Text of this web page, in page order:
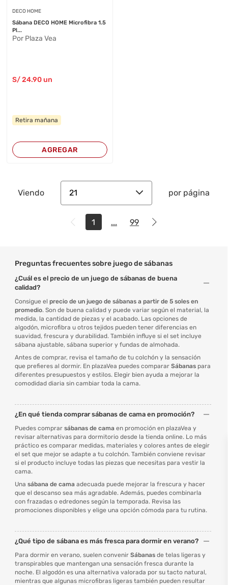
DECO HOME
Sábana DECO HOME Microfibra 1.5
Pl...
Por Plaza Vea
S/24.90 un
Retira mañana
AGREGAR
Viendo 21 por página
1 ... 99
Preguntas frecuentes sobre juego de sábanas
¿Cuál es el precio de un juego de sábanas de buena
calidad?
Consigue el precio de un juego de sábanas a partir de 5 soles en
promedio. Son de buena calidad y puede variar según el material, la
medida, la cantidad de piezas y el acabado. Las opciones de
algodón, microfibra u otros tejidos pueden tener diferencias en
suavidad, frescura y durabilidad. También influye si el set incluye
sábana ajustable, sábana superior y fundas de almohada.
Antes de comprar, revisa el tamaño de tu colchón y la sensación
que prefieres al dormir. En plazaVea puedes comparar Sábanaspara
diferentes presupuestos y estilos. Elegir bien ayuda a mejorar la
comodidad diaria sin cambiar toda la cama.
¿En qué tienda comprar sábanas de cama en promoción?
Puedes comprar sábanas de cama en promoción en plazaVea y
revisar alternativas para dormitorio desde la tienda online. Lo más
práctico es comparar medidas, materiales y colores antes de elegir
el set que mejor se adapte a tu colchón. También conviene revisar
si el producto incluye todas las piezas que necesitas para vestir la
cama.
Una sábana de cama adecuada puede mejorar la frescura y hacer
que el descanso sea más agradable. Además, puedes combinarla
con frazadas o edredones según la temporada. Revisa las
promociones disponibles y elige una opción cómoda para tu rutina.
¿Qué tipo de sábana es más fresca para dormir en verano?
Para dormir en verano, suelen convenir Sábanasde telas ligeras y
transpirables que mantengan una sensación fresca durante la
noche. El algodón es una alternativa valorada por su tacto natural,
mientras que algunas microfibras ligeras también pueden resultar